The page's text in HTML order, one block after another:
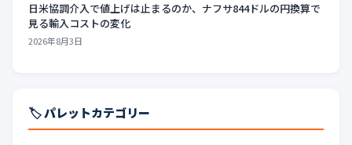
日米協調介入で値上げは止まるのか、ナフサ844ドルの円換算で
見る輸入コストの変化
2026年8月3日
🏷️ パレットカテゴリー